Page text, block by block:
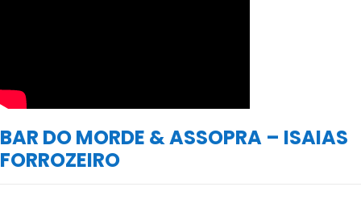
BAR DO MORDE & ASSOPRA – ISAIAS
FORROZEIRO